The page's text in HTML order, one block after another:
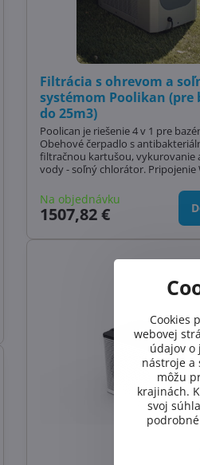
Filtrácia s ohrevom a
systémom Poolikan (pre
do 25m3)
Poolican je riešenie 4 v 1 pre
Obehové čerpadlo s
filtračnou kartušou, vykurovanie
vody - soľný chlorátor. Pripojenie
Na objednávku
1507,82 €
Cookies
webovej
údajov o
nástroje a
môžu
krajinách.
svoj